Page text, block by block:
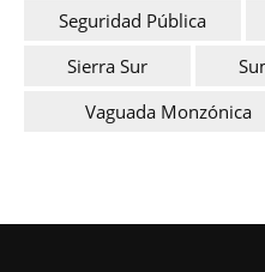
Seguridad Pública
Sierra Sur
Vaguada Monzónica